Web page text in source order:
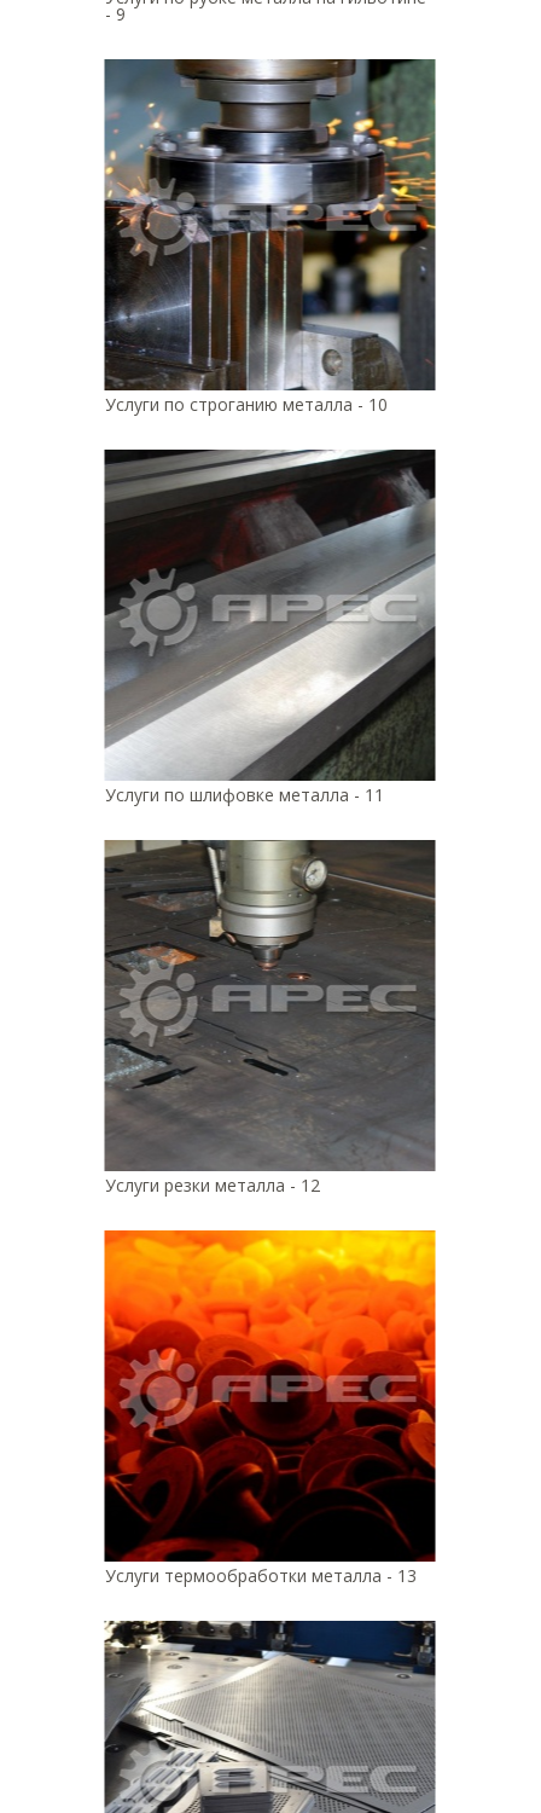
- 9
Услуги по строганию металла - 10
Услуги по шлифовке металла - 11
Услуги резки металла - 12
Услуги термообработки металла - 13